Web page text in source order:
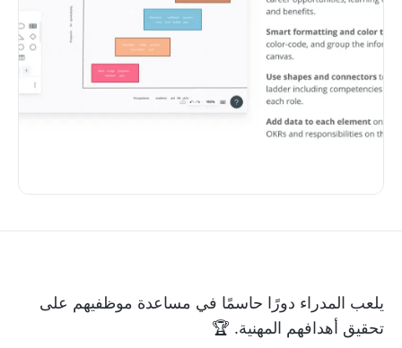
يلعب المدراء دورًا حاسمًا في مساعدة موظفيهم على
تحقيق أهدافهم المهنية. 🏆